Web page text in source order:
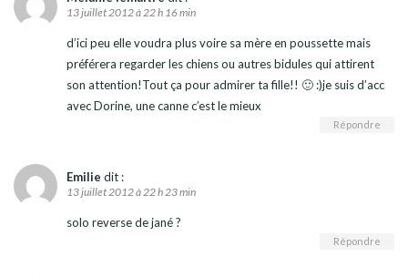
13 juillet 2012 à 22 h 16 min
d’ici peu elle voudra plus voire sa mère en poussette mais
préférera regarder les chiens ou autres bidules qui attirent
son attention!Tout ça pour admirer ta fille!! 🙂 :)je suis d’acc
avec Dorine, une canne c’est le mieux
Répondre
Emilie dit :
13 juillet 2012 à 22 h 23 min
solo reverse de jané ?
Répondre